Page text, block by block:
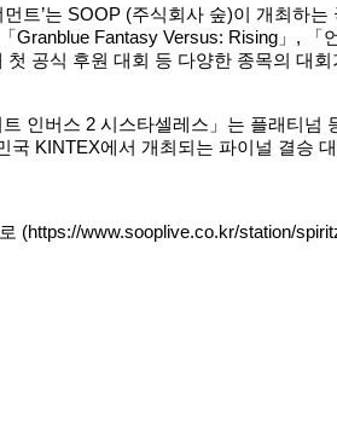
트’는 SOOP (주식회사 숲)이 개최하
Granblue Fantasy Versus: Rising」, 「
공식 후원 대회 등 다양한 종목의 대
인버스 2 시스타셀레스」는 플래티넘
KINTEX에서 개최되는 파이널 결승
(https://www.sooplive.co.kr/station/